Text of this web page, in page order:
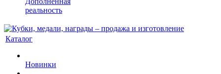
реальность
Каталог
Новинки